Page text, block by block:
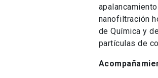
nanofiltración
de Química y
partículas de